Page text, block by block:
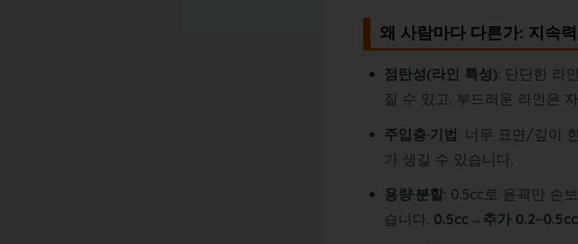
왜 사람마다 다른가: 지속
점탄성(라인 특성): 단단한 라
질 수 있고, 부드러운 라인은
주입층·기법: 너무 표면/깊이
가 생길 수 있습니다.
용량·분할: 0.5cc로 윤곽만 손
습니다. 0.5cc→추가